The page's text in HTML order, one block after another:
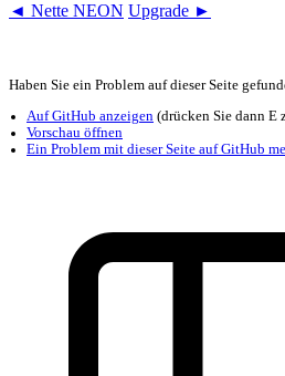
◄ Nette NEON Upgrade ►